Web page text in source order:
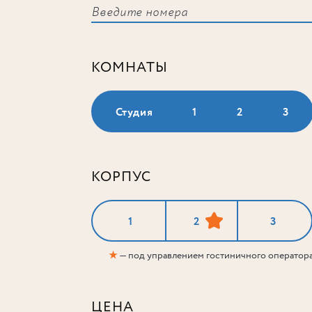
КОМНАТЫ
Студия 1 2 3
КОРПУС
1 2 3
★— под управлением гостиничного
ЦЕНА